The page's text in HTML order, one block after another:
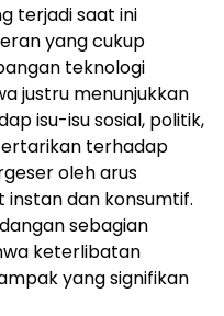
terjadi saat ini
yang cukup
teknologi
justru menunjukkan
isu-isu sosial, politik,
terhadap
oleh arus
dan konsumtif.
sebagian
keterlibatan
yang signifikan